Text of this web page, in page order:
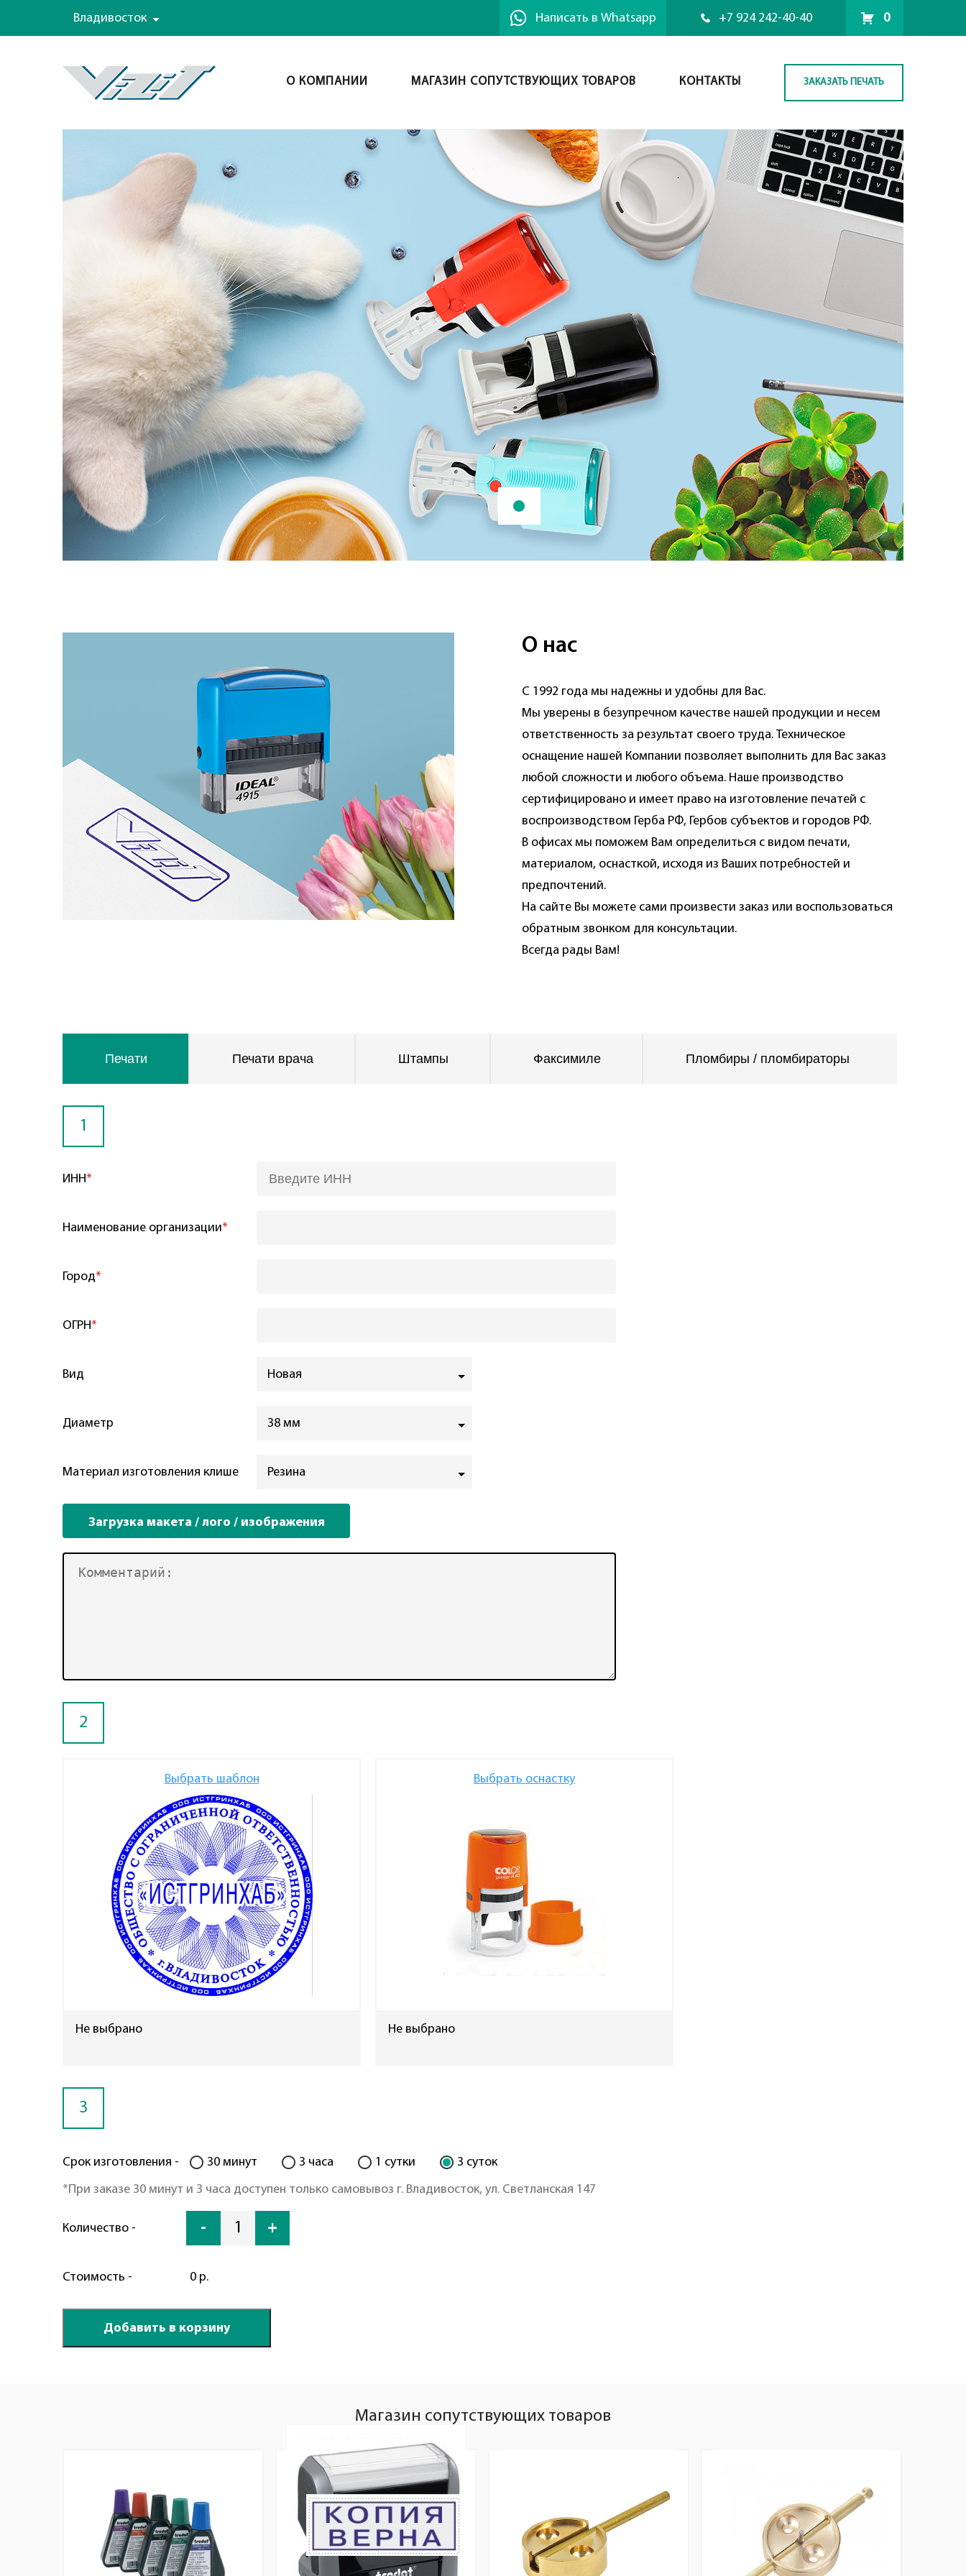
Владивосток Написать в Whatsapp +7 924 242-40-40 0
О КОМПАНИИ МАГАЗИН СОПУТСТВУЮЩИХ ТОВАРОВ КОНТАКТЫ ЗАКАЗАТЬ ПЕЧАТЬ
О нас
С 1992 года мы надежны и удобны для Вас.
Мы уверены в безупречном качестве нашей продукции и несем
ответственность за результат своего труда. Техническое
оснащение нашей Компании позволяет выполнить для Вас заказ
любой сложности и любого объема. Наше производство
сертифицировано и имеет право на изготовление печатей с
воспроизводством Герба РФ, Гербов субъектов и городов РФ.
В офисах мы поможем Вам определиться с видом печати,
материалом, оснасткой, исходя из Ваших потребностей и
предпочтений.
На сайте Вы можете сами произвести заказ или воспользоваться
обратным звонком для консультации.
Всегда рады Вам!
Печати Печати врача Штампы Факсимиле Пломбиры / пломбираторы
1
ИНН*
Наименование организации*
Город*
ОГРН*
Вид Новая
Диаметр 38 мм
Материал изготовления клише Резина
2
Выбрать шаблон
Не выбрано
Выбрать оснастку
Не выбрано
3
Срок изготовления - 30 минут 3 часа 1 сутки
3 суток
*При заказе 30 минут и 3 часа доступен только самовывоз г. Владивосток, ул. Светланская 147
Количество - - 1 +
Стоимость - 0 р.
Магазин сопутствующих товаров